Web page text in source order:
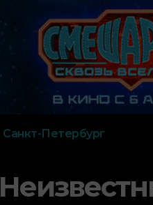
Санкт-Петербург